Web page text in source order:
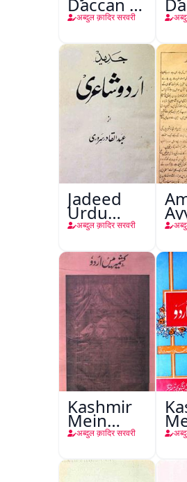
Taleemi
Guzishta-
e-Rabi
Sadi Mein
अब्दुल क़ादिर सरवरी
Jadeed
Urdu
Shayari
अब्दुल क़ादिर सरवरी
Kashmir
Mein
Urdu
अब्दुल क़ादिर सरवरी